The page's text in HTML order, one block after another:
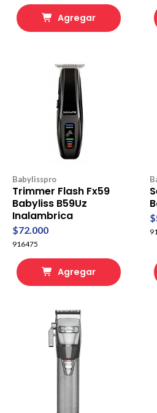
Agregar
Babylisspro
Trimmer Flash Fx59
Babyliss B59Uz
Inalambrica
$72.000
916475
Agregar